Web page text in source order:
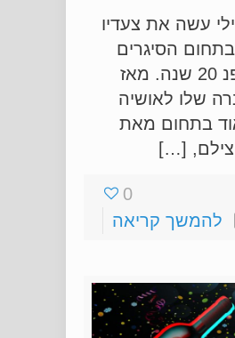
עשה את צעדיו
הסיגרים
בישראל לפנ 20 שנה. מאז
שלו לאושיה
בתחום מאת
[…]
0
להמשך קריאה